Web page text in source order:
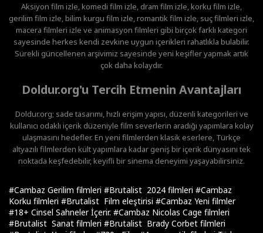
Aksiyon film izle, komedi film izle, dram film izle, korku film izle,
gerilim film izle, bilim kurgu film izle, romantik film izle, suç filmleri izle,
macera filmleri izle ve animasyon filmleri gibi birçok farklı kategori
sayesinde herkes kendi zevkine uygun içerikleri rahatlıkla bulabilir.
Sürekli güncellenen arşivimiz sayesinde yeni keşifler yapmak artık
çok daha kolaydır.
Doldur.org'u Tercih Etmenin Avantajları
Doldur.org; sade tasarımı, hızlı erişim yapısı, düzenli kategorileri ve
kullanıcı odaklı içerik düzeniyle film severlerin aradığı yapımlara kolay
ulaşmasını hedefler. En yeni filmlerden klasik eserlere, Türkçe
altyazılı filmlerden kült yapımlara kadar geniş bir içerik dünyasını tek
noktada keşfedebilir, keyifli bir sinema deneyimi yaşayabilirsiniz.
#Cambaz Gerilim filmleri #Brutalist 2024 filmleri #Cambaz
Korku filmleri #Brutalist Film eleştirisi #Cambaz Yeni filmler
#18+ Cinsel Sahneler İçerir. #Cambaz Nicolas Cage filmleri
#Brutalist Sanat filmleri #Brutalist Brady Corbet filmleri